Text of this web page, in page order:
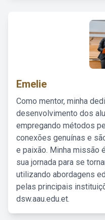
Emelie
Como mentor, minha
desenvolvimento dos
empregando métodos
conexões genuínas e
e paixão. Minha missão
sua jornada para se
utilizando abordagens
pelas principais
dsw.aau.edu.et.